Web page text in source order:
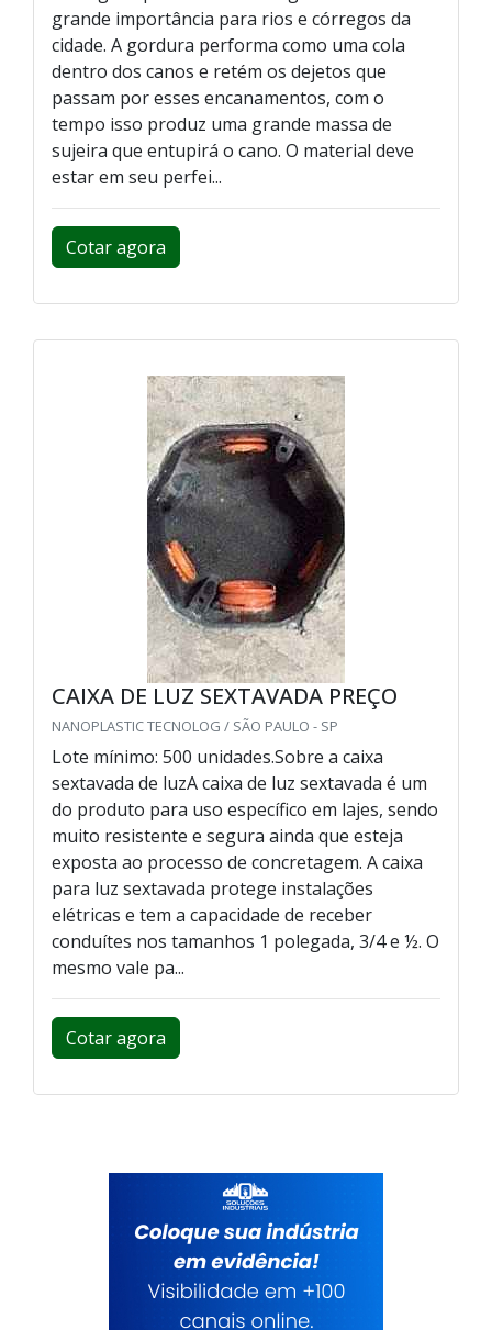
grande importância para rios e córregos da
cidade. A gordura performa como uma cola
dentro dos canos e retém os dejetos que
passam por esses encanamentos, com o
tempo isso produz uma grande massa de
sujeira que entupirá o cano. O material deve
estar em seu perfei...
Cotar agora
CAIXA DE LUZ SEXTAVADA PREÇO
NANOPLASTIC TECNOLOG / SÃO PAULO - SP
Lote mínimo: 500 unidades.Sobre a caixa
sextavada de luzA caixa de luz sextavada é um
do produto para uso específico em lajes, sendo
muito resistente e segura ainda que esteja
exposta ao processo de concretagem. A caixa
para luz sextavada protege instalações
elétricas e tem a capacidade de receber
conduítes nos tamanhos 1 polegada, 3/4 e ½. O
mesmo vale pa...
Cotar agora